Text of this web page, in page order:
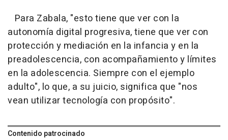
Para Zabala, "esto tiene que ver con la
autonomía digital progresiva, tiene que ver con
protección y mediación en la infancia y en la
preadolescencia, con acompañamiento y límites
en la adolescencia. Siempre con el ejemplo
adulto", lo que, a su juicio, significa que "nos
vean utilizar tecnología con propósito".
Contenido patrocinado